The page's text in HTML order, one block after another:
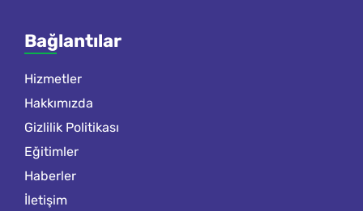
Bağlantılar
Hizmetler
Hakkımızda
Gizlilik Politikası
Eğitimler
Haberler
İletişim